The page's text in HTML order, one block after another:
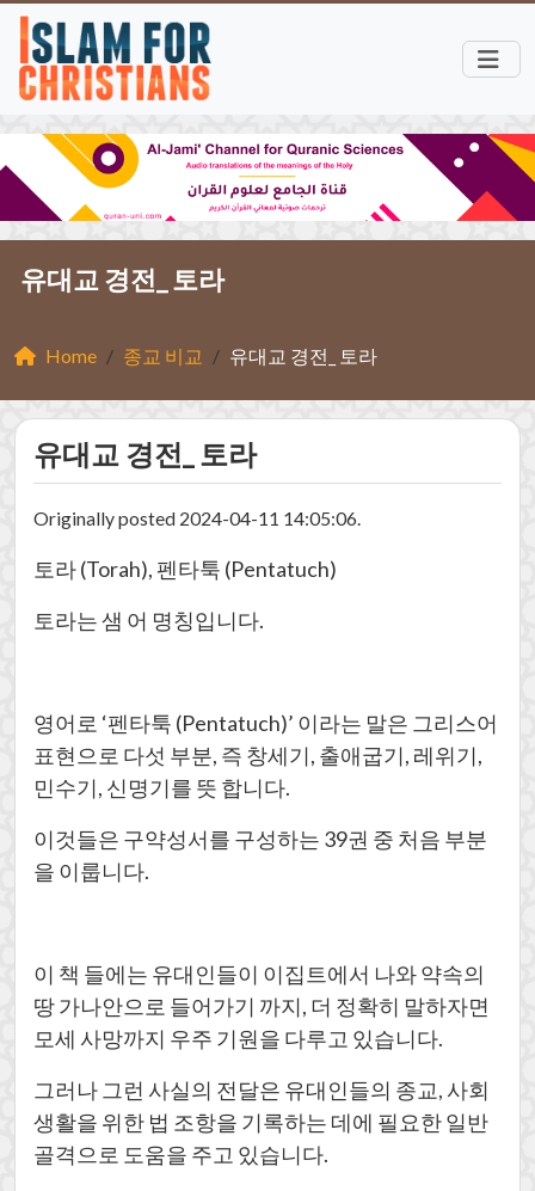
유대교 경전_ 토라
Home 종교 비교 유대교 경전_ 토라
유대교 경전_ 토라
Originally posted 2024-04-11 14:05:06.
토라 (Torah), 펜타툭 (Pentatuch)
토라는 샘 어 명칭입니다.
영어로 ‘펜타툭 (Pentatuch)’ 이라는 말은 그리스어
표현으로 다섯 부분, 즉 창세기, 출애굽기, 레위기,
민수기, 신명기를 뜻 합니다.
이것들은 구약성서를 구성하는 39권 중 처음 부분
을 이룹니다.
이 책 들에는 유대인들이 이집트에서 나와 약속의
땅 가나안으로 들어가기 까지, 더 정확히 말하자면
모세 사망까지 우주 기원을 다루고 있습니다.
그러나 그런 사실의 전달은 유대인들의 종교, 사회
생활을 위한 법 조항을 기록하는 데에 필요한 일반
골격으로 도움을 주고 있습니다.